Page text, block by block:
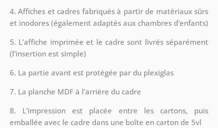
4. Affiches et cadres fabriqués à partir de matériaux sûrs
et inodores (également adaptés aux chambres d'enfants)
5. L’affiche imprimée et le cadre sont livrés séparément
(l'insertion est simple)
6. La partie avant est protégée par du plexiglas
7. La planche MDF à l'arrière du cadre
8. L'impression est placée entre les cartons, puis
emballée avec le cadre dans une boîte en carton de 5vl